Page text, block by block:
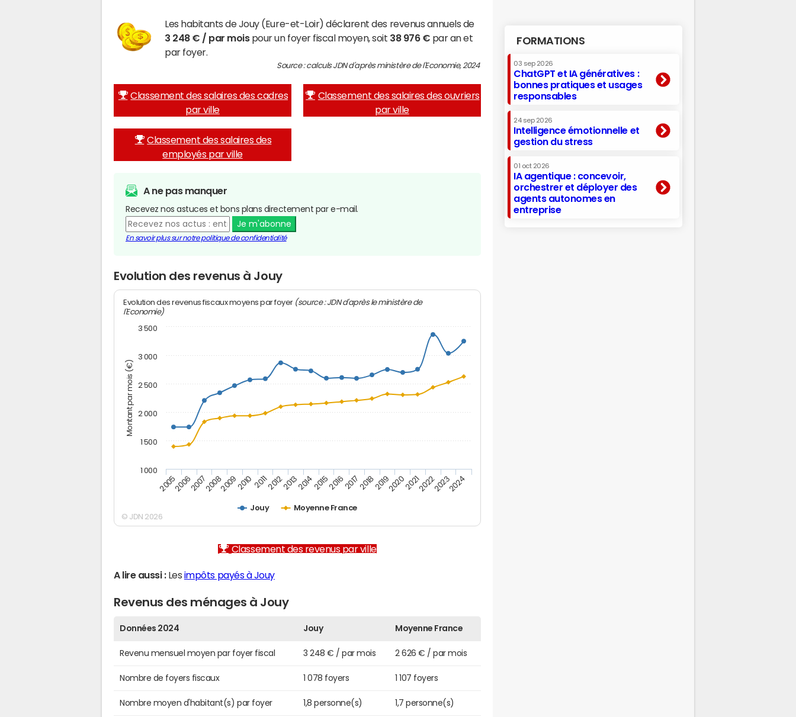
Les habitants de Jouy (Eure-et-Loir) déclarent des revenus annuels de
3 248 € / par moispour un foyer fiscal moyen, soit 38 976 € par an et
par foyer.
Source : calculs JDN d'après ministère de l'Economie, 2024
Classement des salaires des cadres
par ville
Classement des salaires des ouvriers
par ville
Classement des salaires des
employés par ville
A ne pas manquer
Recevez nos astuces et bons plans directement par e-mail.
Je m'abonne
En savoir plus sur notre politique de confidentialité
Evolution des revenus à Jouy
Montant par mois (€)
Evolution des revenus fiscaux moyens par foyer (source : JDN d'après le ministère de
l'Economie)
Jouy Moyenne France
200520062007200820092010 20112012201320142015201620172018201920202021202220232024
1 000
1 500
2 000
2 500
3 000
3 500
© JDN 2026
Classement des revenus par ville
A lire aussi :Les impôts payés à Jouy
Revenus des ménages à Jouy
Données 2024 Jouy Moyenne France
Revenu mensuel moyen par foyer fiscal 3 248 € / par mois 2 626 € / par mois
Nombre de foyers fiscaux 1 078 foyers 1 107 foyers
Nombre moyen d'habitant(s) par foyer 1,8 personne(s) 1,7 personne(s)
FORMATIONS
03 sep 2026
ChatGPT et IA génératives :
bonnes pratiques et usages
responsables
24 sep 2026
Intelligence émotionnelle et
gestion du stress
01 oct 2026
IA agentique : concevoir,
orchestrer et déployer des
agents autonomes en
entreprise